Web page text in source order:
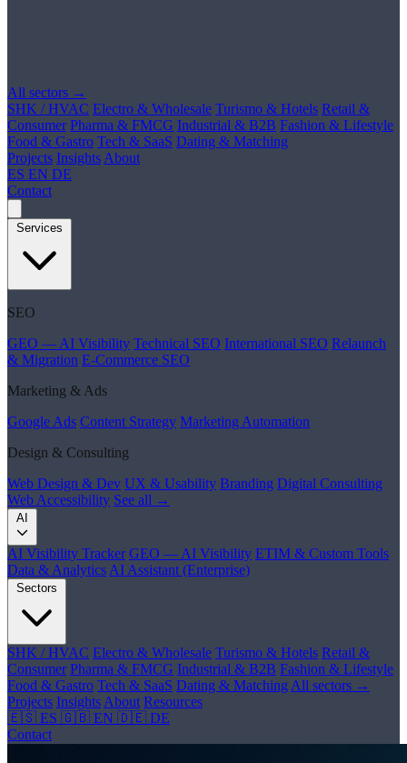
All sectors →
SHK / HVAC Electro & Wholesale Turismo & Hotels Retail &
Consumer Pharma & FMCG Industrial & B2B Fashion & Lifestyle
Food & Gastro Tech & SaaS Dating & Matching
Projects Insights About
ES EN DE
Contact
Services
SEO
GEO — AI Visibility Technical SEO International SEO Relaunch
& Migration E-Commerce SEO
Marketing & Ads
Google Ads Content Strategy Marketing Automation
Design & Consulting
Web Design & Dev UX & Usability Branding Digital Consulting
Web Accessibility See all →
AI
AI Visibility Tracker GEO — AI Visibility ETIM & Custom Tools
Data & Analytics AI Assistant (Enterprise)
Sectors
SHK / HVAC Electro & Wholesale Turismo & Hotels Retail &
Consumer Pharma & FMCG Industrial & B2B Fashion & Lifestyle
Food & Gastro Tech & SaaS Dating & Matching All sectors →
Projects Insights About Resources
🇪🇸 ES 🇬🇧 EN 🇩🇪 DE
Contact